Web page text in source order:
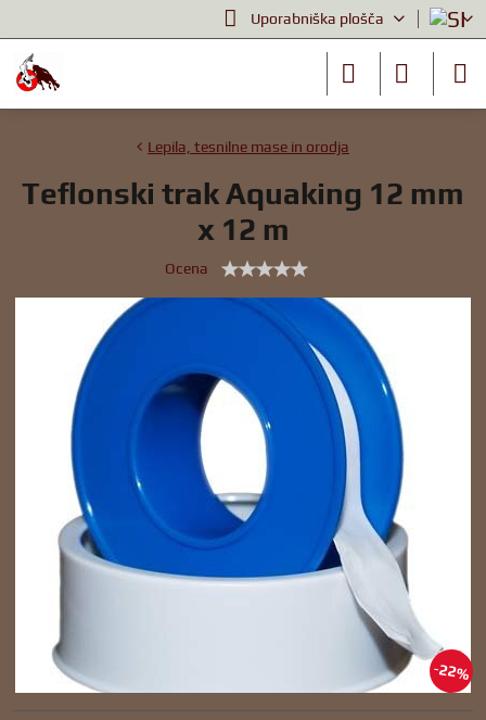
Uporabniška plošča
22%
Lepila, tesnilne mase in orodja
Teflonski trak Aquaking 12 mm
x 12 m
Ocena